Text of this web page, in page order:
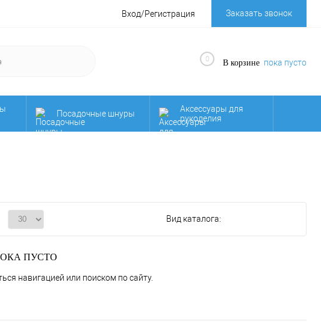
Вход/Регистрация Заказать звонок
0 В корзине пока пусто
Посадочные шнуры
Аксессуары для
рукоделия
Вид каталога:
ПУСТО
навигацией или поиском по сайту.